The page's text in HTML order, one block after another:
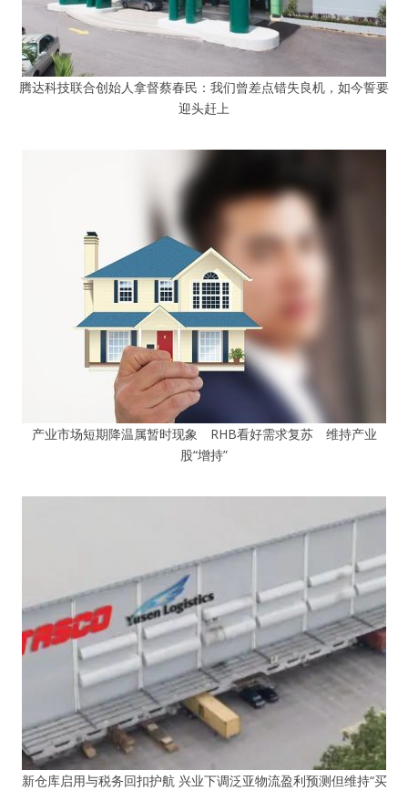
腾达科技联合创始人拿督蔡春民：我们曾差点错失良机，如今誓要
迎头赶上
产业市场短期降温属暂时现象 RHB看好需求复苏 维持产业
股“增持”
新仓库启用与税务回扣护航 兴业下调泛亚物流盈利预测但维持“买